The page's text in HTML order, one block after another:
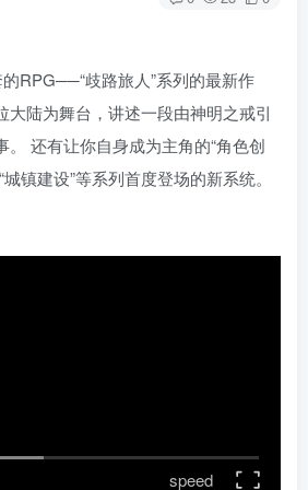
RPG──“歧路旅人”系列的最新作
大陆为舞台，讲述一段由神明之戒引
。 还有让你自身成为主角的“角色创
镇建设”等系列首度登场的新系统。
speed